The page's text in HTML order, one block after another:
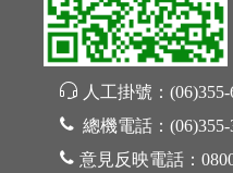
人工掛號： (06)355-
總機電話：
意見反映電話：